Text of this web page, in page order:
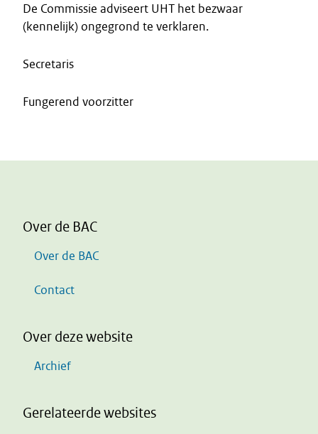
De Commissie adviseert UHT het bezwaar
(kennelijk) ongegrond te verklaren.
Secretaris
Fungerend voorzitter
Over de BAC
Over de BAC
Contact
Over deze website
Archief
Gerelateerde websites